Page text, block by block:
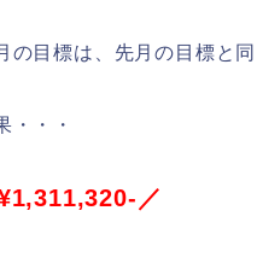
の目標は、先月の目標と
・・・
／